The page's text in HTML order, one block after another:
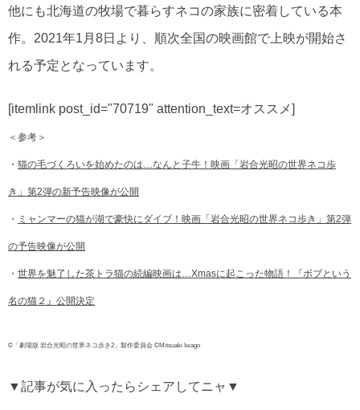
他にも北海道の牧場で暮らすネコの家族に密着している本
作。2021年1月8日より、順次全国の映画館で上映が開始さ
れる予定となっています。
[itemlink post_id="70719" attention_text=オススメ]
＜参考＞
・ 猫の毛づくろいを始めたのは…なんと子牛！映画「岩合光昭の世界ネコ歩
き」第2弾の新予告映像が公開
・ ミャンマーの猫が湖で豪快にダイブ！映画「岩合光昭の世界ネコ歩き」第2弾
の予告映像が公開
・ 世界を魅了した茶トラ猫の続編映画は…Xmasに起こった物語！『ボブという
名の猫２』公開決定
©「劇場版 岩合光昭の世界ネコ歩き2」製作委員会 ©Mitsuaki Iwago
▼記事が気に入ったらシェアしてニャ▼